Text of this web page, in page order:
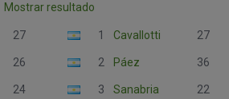
Mostrar resultado
27
26
24
1 Cavallotti 27
2 Páez 36
3 Sanabria 22